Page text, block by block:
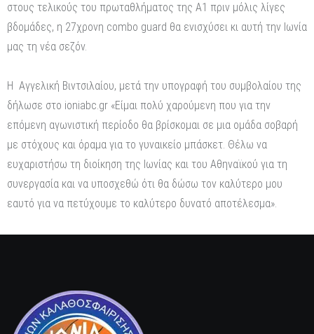
στους τελικούς του πρωταθλήματος της Α1 πριν μόλις λίγες
βδομάδες, η 27χρονη combo guard θα ενισχύσει κι αυτή την Ιωνία
μας τη νέα σεζόν.
H Αγγελική Βιντσιλαίου, μετά την υπογραφή του συμβολαίου της
δήλωσε στο ioniabc.gr «Είμαι πολύ χαρούμενη που για την
επόμενη αγωνιστική περίοδο θα βρίσκομαι σε μια ομάδα σοβαρή
με στόχους και όραμα για το γυναικείο μπάσκετ. Θέλω να
ευχαριστήσω τη διοίκηση της Ιωνίας και του Αθηναϊκού για τη
συνεργασία και να υποσχεθώ ότι θα δώσω τον καλύτερο μου
εαυτό για να πετύχουμε το καλύτερο δυνατό αποτέλεσμα».